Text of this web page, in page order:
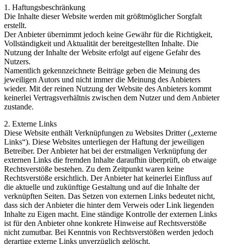
1. Haftungsbeschränkung
Die Inhalte dieser Website werden mit größtmöglicher Sorgfalt
erstellt.
Der Anbieter übernimmt jedoch keine Gewähr für die Richtigkeit,
Vollständigkeit und Aktualität der bereitgestellten Inhalte. Die
Nutzung der Inhalte der Website erfolgt auf eigene Gefahr des
Nutzers.
Namentlich gekennzeichnete Beiträge geben die Meinung des
jeweiligen Autors und nicht immer die Meinung des Anbieters
wieder. Mit der reinen Nutzung der Website des Anbieters kommt
keinerlei Vertragsverhältnis zwischen dem Nutzer und dem Anbieter
zustande.
2. Externe Links
Diese Website enthält Verknüpfungen zu Websites Dritter („externe
Links“). Diese Websites unterliegen der Haftung der jeweiligen
Betreiber. Der Anbieter hat bei der erstmaligen Verknüpfung der
externen Links die fremden Inhalte daraufhin überprüft, ob etwaige
Rechtsverstöße bestehen. Zu dem Zeitpunkt waren keine
Rechtsverstöße ersichtlich. Der Anbieter hat keinerlei Einfluss auf
die aktuelle und zukünftige Gestaltung und auf die Inhalte der
verknüpften Seiten. Das Setzen von externen Links bedeutet nicht,
dass sich der Anbieter die hinter dem Verweis oder Link liegenden
Inhalte zu Eigen macht. Eine ständige Kontrolle der externen Links
ist für den Anbieter ohne konkrete Hinweise auf Rechtsverstöße
nicht zumutbar. Bei Kenntnis von Rechtsverstößen werden jedoch
derartige externe Links unverzüglich gelöscht.